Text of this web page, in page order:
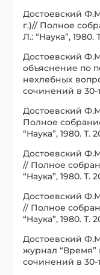
Достоевский
г.)// Полное
Л.: “Наука”, 1980.
Достоевский
объяснение по
нехлебных
сочинений в 30-
Достоевский
Полное
“Наука”, 1980. Т.
Достоевский
// Полное
“Наука”, 1980. Т.
Достоевский
// Полное
“Наука”, 1980. Т.
Достоевский
журнал “Время”
сочинений в 30-